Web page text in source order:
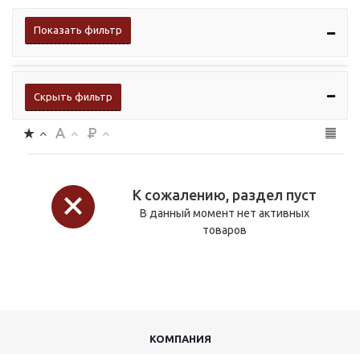
Показать фильтр
Скрыть фильтр
К сожалению, раздел пуст
В данный момент нет активных
товаров
КОМПАНИЯ